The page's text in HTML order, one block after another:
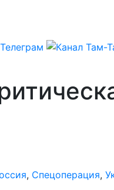
, Спецоперация,